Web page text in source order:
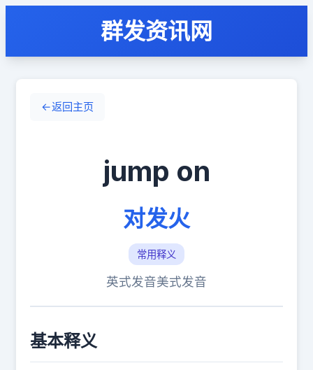
群发资讯网
←返回主页
jump on
对发火
常用释义
英式发音美式发音
基本释义